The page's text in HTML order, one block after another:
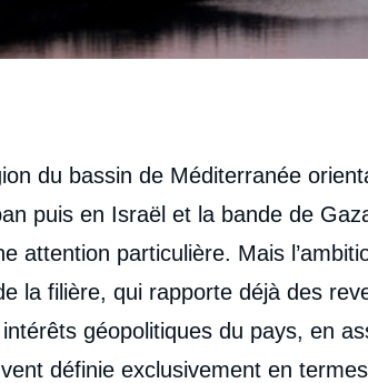
du bassin de Méditerranée
puis en Israël et la bande de
attention particulière. Mais
la filière, qui rapporte déjà des
géopolitiques du pays, en
définie exclusivement en